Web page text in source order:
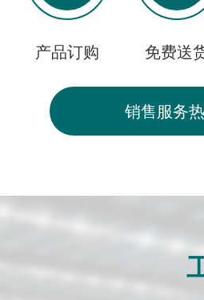
产品订购 免费送
销售服务